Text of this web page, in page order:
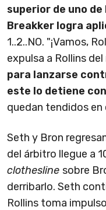
superior de uno
Breakker logra
1..2..NO. "¡Vamos,
expulsa a Rollins del
para lanzarse
este lo detiene
quedan tendidos en
Seth y Bron
del árbitro llegue a
clothesline sobre
derribarlo. Seth
Rollins toma